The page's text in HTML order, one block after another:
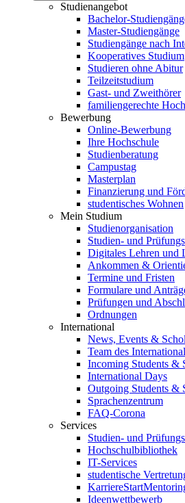
Studienangebot
Bachelor-
Master-Studiengänge
Studiengänge nach
Kooperatives Studium
Studieren ohne Abitur
Teilzeitstudium
Gast- und Zweithörer
familiengerechte
Bewerbung
Online-Bewerbung
Ihre Hochschule
Studienberatung
Campustag
Masterplan
Finanzierung und
studentisches Wohnen
Mein Studium
Studienorganisation
Studien- und
Digitales Lehren und
Ankommen &
Termine und Fristen
Formulare und
Prüfungen und
Ordnungen
International
News, Events &
Team des
Incoming Students &
International Days
Outgoing Students &
Sprachenzentrum
FAQ-Corona
Services
Studien- und
Hochschulbibliothek
IT-Services
studentische
Ideenwettbewerb